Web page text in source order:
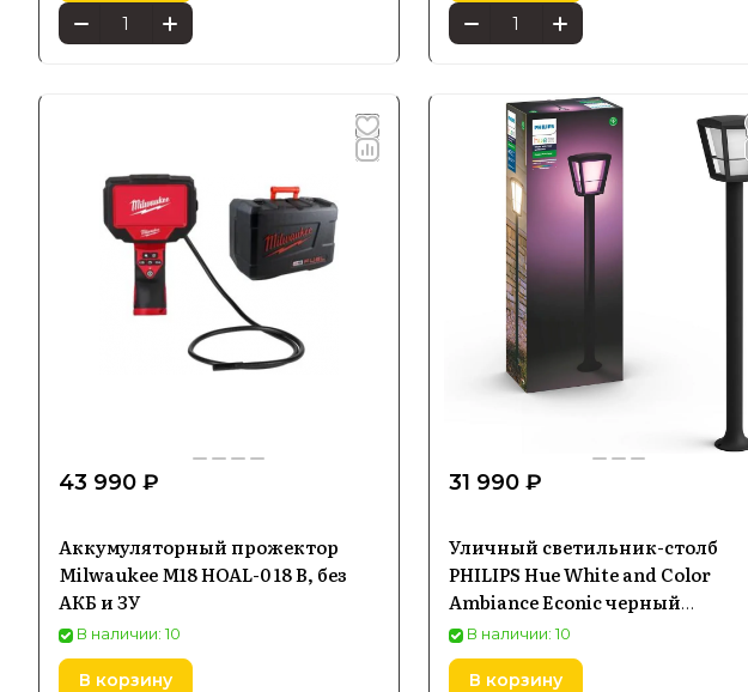
43 990 ₽
Аккумуляторный прожектор
Milwaukee M18 HOAL-0 18 В, без
АКБ и ЗУ
В наличии: 10
В корзину
31 990 ₽
Уличный светильник-столб
PHILIPS Hue White and Color
Ambiance Econic черный
1744230P7
В наличии: 10
В корзину